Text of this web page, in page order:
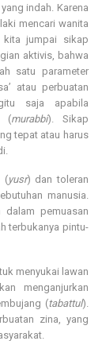
indah. Karena
mencari wanita
kita jumpai sikap
aktivis, bahwa
satu parameter
atau perbuatan
saja apabila
(murabbi). Sikap
tepat atau harus
(yusr) dan toleran
manusia.
pemuasan
terbukanya pintu-
menyukai lawan
menganjurkan
(tabattul).
zina, yang